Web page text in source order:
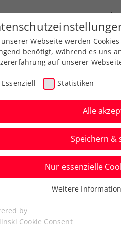
Ausbildung
in der französischen
Webseite werden
benötigt, während es uns
auf unserer
Essenziell Statistiken
Alle
Speichern &
Nur essenzielle
Cookies werden für
benötigt. Dadurch ist
Weitere
by
Cookie Consent